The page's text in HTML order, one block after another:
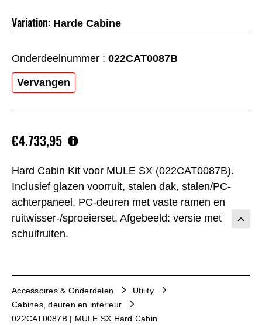
Hard Cabin Kit voor MULE SX (022CAT0087B).
Inclusief glazen voorruit, stalen dak, stalen/PC-
achterpaneel, PC-deuren met vaste ramen en
ruitwisser-/sproeierset. Afgebeeld: versie met
schuifruiten.
€4.733,95
Variation: Harde Cabine
Onderdeelnummer : 022CAT0087B
Vervangen
Accessoires & Onderdelen
Utility
Cabines, deuren en interieur
022CAT0087B | MULE SX Hard Cabin